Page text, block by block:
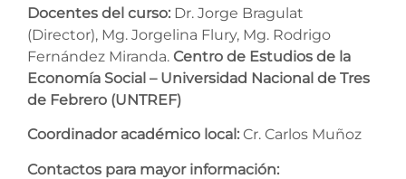
Docentes del curso: Dr. Jorge Bragulat
(Director), Mg. Jorgelina Flury, Mg. Rodrigo
Fernández Miranda. Centro de Estudios de la
Economía Social – Universidad Nacional de Tres
de Febrero (UNTREF)
Coordinador académico local: Cr. Carlos Muñoz
Contactos para mayor información: